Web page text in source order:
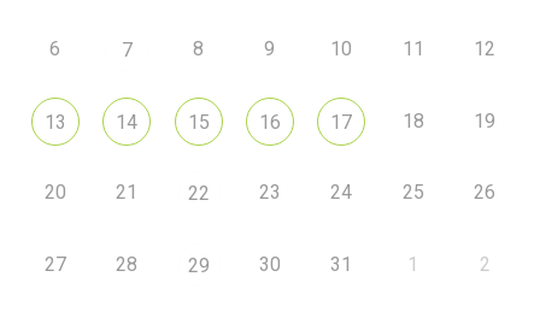
6 7 8 9 10 11 12
13 14 15 16 17 18 19
20 21 22 23 24 25 26
27 28 29 30 31 1 2